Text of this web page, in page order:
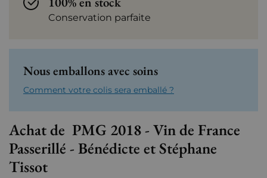
Conservation parfaite
Nous emballons avec soins
Comment votre colis sera emballé ?
Achat de PMG 2018 - Vin de France
Passerillé - Bénédicte et Stéphane
Tissot